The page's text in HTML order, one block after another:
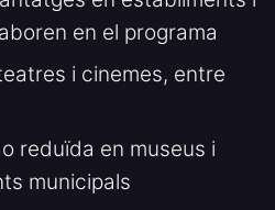
en el programa
i cinemes, entre
reduïda en museus i
municipals